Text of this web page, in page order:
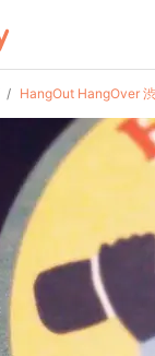
HangOut HangOver